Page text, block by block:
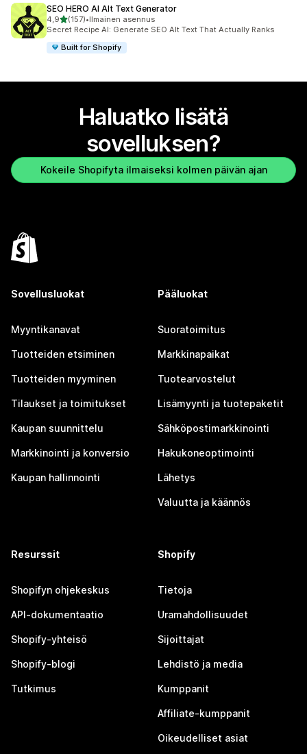
SEO HERO AI Alt Text Generator
4,9/ 5 tähteä
(157)
157 arvostelua yhteensä
•Ilmainen asennus
Secret Recipe AI: Generate SEO Alt Text That Actually Ranks
Built for Shopify
Haluatko lisätä
sovelluksen?
Kokeile Shopifyta ilmaiseksi kolmen päivän ajan
Sovellusluokat
Myyntikanavat
Tuotteiden etsiminen
Tuotteiden myyminen
Tilaukset ja toimitukset
Kaupan suunnittelu
Markkinointi ja konversio
Kaupan hallinnointi
Pääluokat
Suoratoimitus
Markkinapaikat
Tuotearvostelut
Lisämyynti ja tuotepaketit
Sähköpostimarkkinointi
Hakukoneoptimointi
Lähetys
Valuutta ja käännös
Resurssit
Shopifyn ohjekeskus
API-dokumentaatio
Shopify-yhteisö
Shopify-blogi
Tutkimus
Shopify
Tietoja
Uramahdollisuudet
Sijoittajat
Lehdistö ja media
Kumppanit
Affiliate-kumppanit
Oikeudelliset asiat